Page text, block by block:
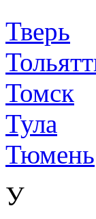
Тверь
Томск
Тула
Тюмень
У